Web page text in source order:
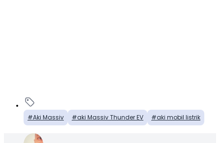
Aki Massiv aki Massiv Thunder EV aki mobil listrik